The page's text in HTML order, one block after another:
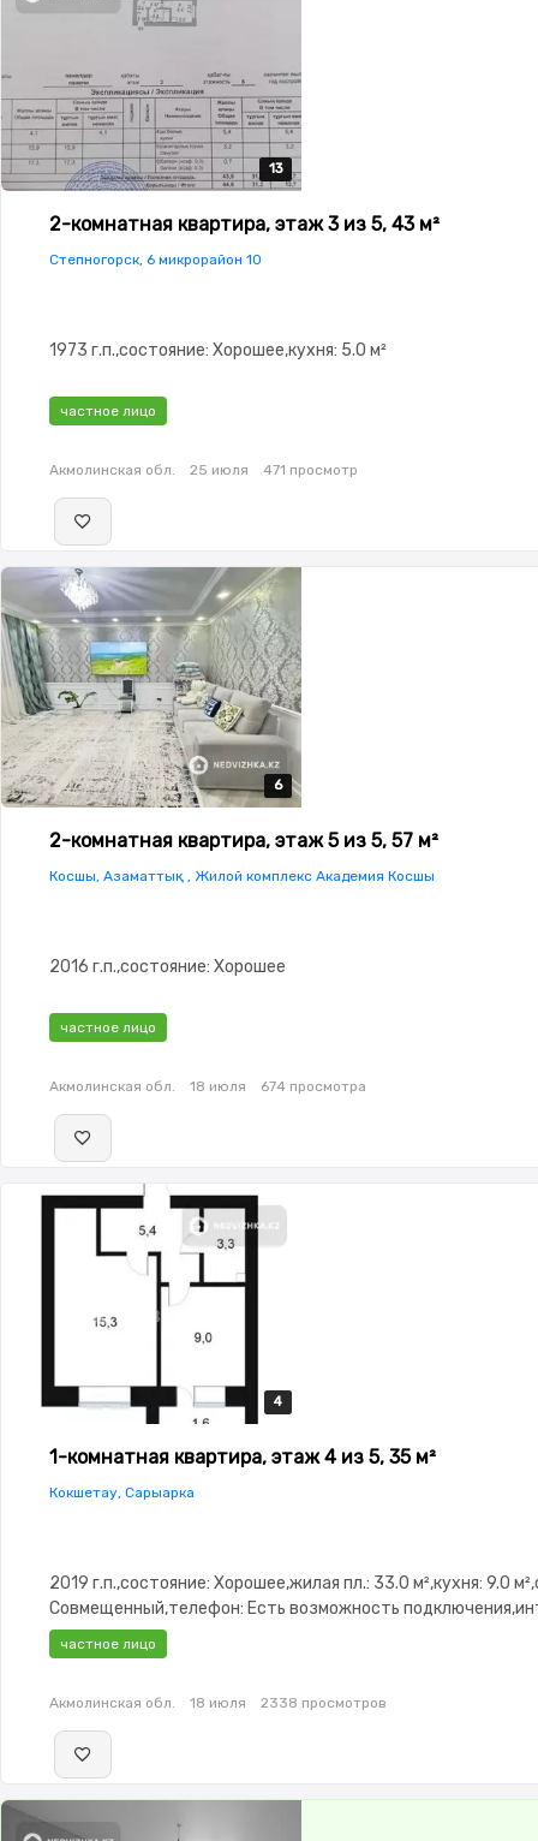
13
13
13
13
13
2-комнатная квартира, этаж 3 из 5, 43 м²
Степногорск, 6 микрорайон 10
1973 г.п.,состояние: Хорошее,кухня: 5.0 м²
частное лицо
Акмолинская обл. 25 июля 471 просмотр
6
6
6
6
6
2-комнатная квартира, этаж 5 из 5, 57 м²
Косшы, Азаматтық , Жилой комплекс Академия Косшы
2016 г.п.,состояние: Хорошее
частное лицо
Акмолинская обл. 18 июля 674 просмотра
4
4
4
4
1-комнатная квартира, этаж 4 из 5, 35 м²
Кокшетау, Сарыарка
2019 г.п.,состояние: Хорошее,жилая пл.: 33.0 м²,кухня: 9.0
Совмещенный,телефон: Есть возможность
Проводной,Частично меблирована,Частично
меблирована,Домофон,Видеонаблюдение,Пластиковые
частное лицо
Акмолинская обл. 18 июля 2338 просмотров